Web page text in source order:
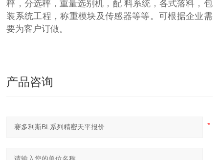
秤，分选秤，重量选别机，配 料系统，各式落料，包
装系统工程，称重模块及传感器等等。可根据企业需
要为客户订做。
产品咨询